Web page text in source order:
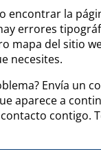
encontrar la
errores
mapa del sitio
necesites.
Envía un
aparece a
contigo.